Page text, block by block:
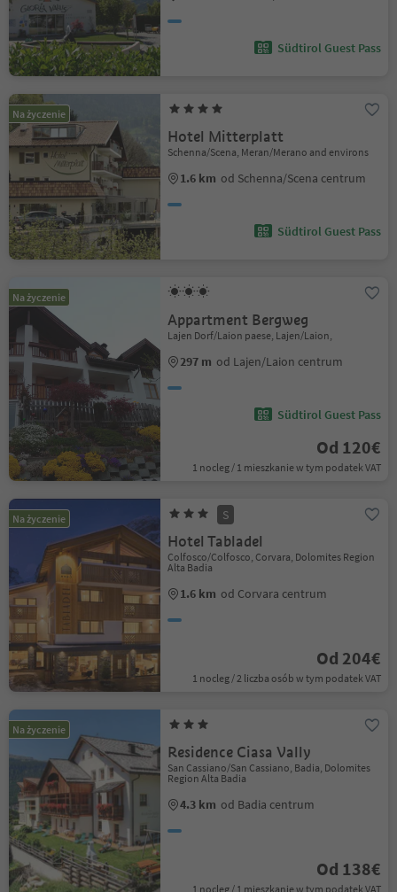
Südtirol Guest Pass
Na życzenie
Hotel Mitterplatt
Schenna/Scena, Meran/Merano and environs
1.6 km od Schenna/Scena centrum
Südtirol Guest Pass
Na życzenie
Appartment Bergweg
Lajen Dorf/Laion paese, Lajen/Laion,
297 m od Lajen/Laion centrum
Südtirol Guest Pass
Od 120€
1 nocleg / 1 mieszkanie w tym podatek VAT
Na życzenie S
Hotel Tabladel
Colfosco/Colfosco, Corvara, Dolomites Region
Alta Badia
1.6 km od Corvara centrum
Od 204€
1 nocleg / 2 liczba osób w tym podatek VAT
Na życzenie
Residence Ciasa Vally
San Cassiano/San Cassiano, Badia, Dolomites
Region Alta Badia
4.3 km od Badia centrum
Od 138€
1 nocleg / 1 mieszkanie w tym podatek VAT